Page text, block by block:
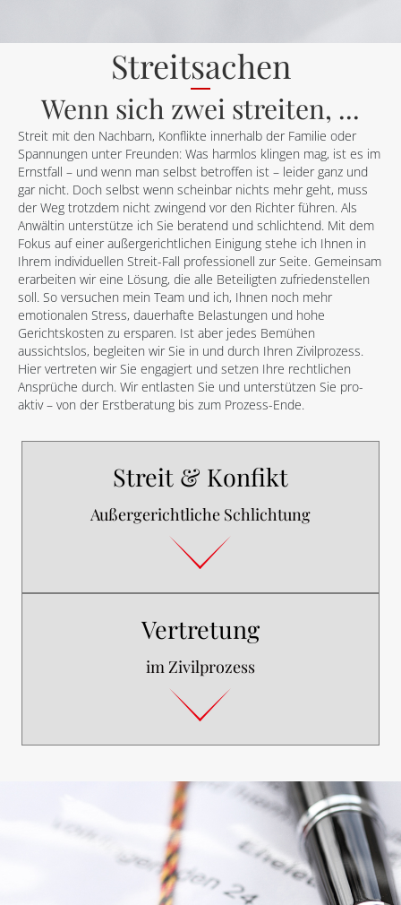
Streitsachen
Wenn sich zwei streiten, ...
Streit mit den Nachbarn, Konflikte innerhalb der Familie oder
Spannungen unter Freunden: Was harmlos klingen mag, ist es im
Ernstfall – und wenn man selbst betroffen ist – leider ganz und
gar nicht. Doch selbst wenn scheinbar nichts mehr geht, muss
der Weg trotzdem nicht zwingend vor den Richter führen. Als
Anwältin unterstütze ich Sie beratend und schlichtend. Mit dem
Fokus auf einer außergerichtlichen Einigung stehe ich Ihnen in
Ihrem individuellen Streit-Fall professionell zur Seite. Gemeinsam
erarbeiten wir eine Lösung, die alle Beteiligten zufriedenstellen
soll. So versuchen mein Team und ich, Ihnen noch mehr
emotionalen Stress, dauerhafte Belastungen und hohe
Gerichtskosten zu ersparen. Ist aber jedes Bemühen
aussichtslos, begleiten wir Sie in und durch Ihren Zivilprozess.
Hier vertreten wir Sie engagiert und setzen Ihre rechtlichen
Ansprüche durch. Wir entlasten Sie und unterstützen Sie pro-
aktiv – von der Erstberatung bis zum Prozess-Ende.
Streit & Konfikt
Außergerichtliche Schlichtung
Vertretung
im Zivilprozess